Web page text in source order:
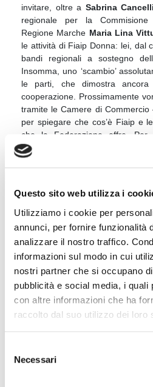
Questo sito web utilizza i
Utilizziamo i cookie per
annunci, per fornire funzionalità
analizzare il nostro traffico.
informazioni sul modo in cui
nostri partner che si occupano
pubblicità e social media, i quali
con altre informazioni che ha
raccolto dal suo utilizzo dei loro
Necessari
invitare, oltre a Sabrina
regionale per la
Regione Marche Maria Lina
le attività di Fiaip Donna: lei, dal
bandi regionali a sostegno
Insomma, uno ‘scambio’
le parti, che dimostra ancora
cooperazione. Prossimamente
tramite le Camere di
per spiegare che cos’è Fiaip e
che la Federazione offre. Per
previsti più corsi di
naturalmente in presenza: il
tre province. Un modo per
collaborare, seguendo quella
più bella di Fiaip Donna:fare rete.
condividi